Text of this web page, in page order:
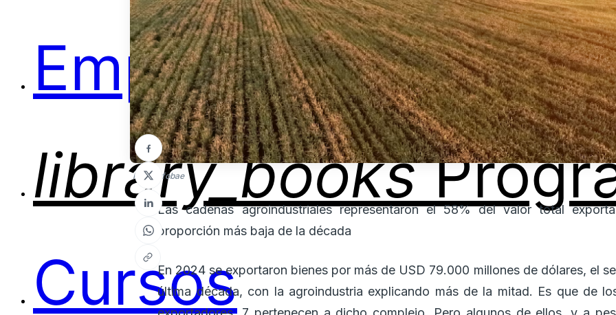
Empleos
library_books
Cursos
Foto: infobae
Las cadenas agroindustriales representaron el 58% del valor total
proporción más baja de la década
En 2024 se exportaron bienes por más de USD 79.000 millones de dólares, el
última década, con la agroindustria explicando más de la mitad. Es que de